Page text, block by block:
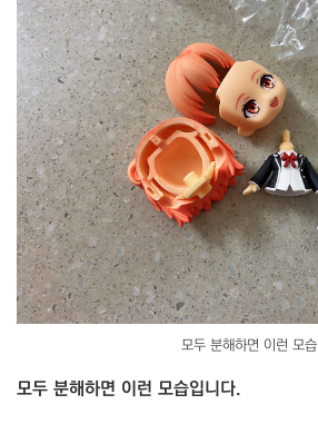
모두 분해하면 이런 모습
모두 분해하면 이런 모습입니다.